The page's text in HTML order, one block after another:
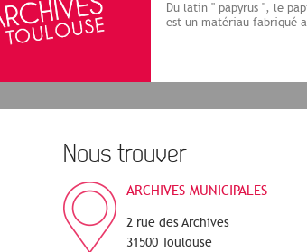
Du latin " papyrus ", le
est un matériau fabriqué
Nous trouver
ARCHIVES MUNICIPALES
2 rue des Archives
31500 Toulouse